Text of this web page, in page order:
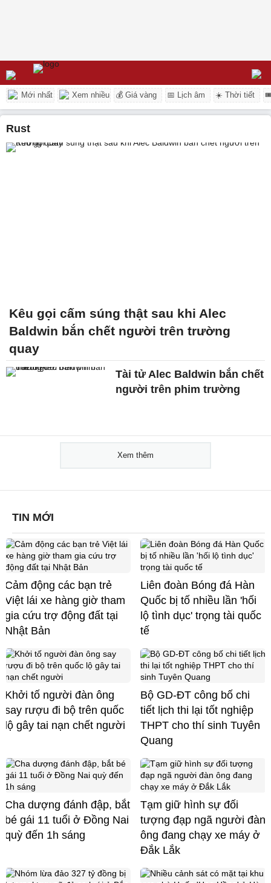
Mới nhất Xem nhiều 💰 Giá vàng 📅 Lịch âm ☀️ Thời tiết
Rust
Kêu gọi cấm súng thật sau khi Alec
Baldwin bắn chết người trên trường
quay
Tài tử Alec Baldwin bắn chết
người trên phim trường
Xem thêm
TIN MỚI
Cảm động các bạn trẻ
Việt lái xe hàng giờ tham
gia cứu trợ động đất tại
Nhật Bản
Liên đoàn Bóng đá Hàn
Quốc bị tố nhiều lần 'hối
lộ tình dục' trọng tài quốc
tế
Khởi tố người đàn ông
say rượu đi bộ trên quốc
lộ gây tai nạn chết người
Bộ GD-ĐT công bố chi
tiết lịch thi lại tốt nghiệp
THPT cho thí sinh Tuyên
Quang
Cha dượng đánh đập, bắt
bé gái 11 tuổi ở Đồng Nai
quỳ đến 1h sáng
Tạm giữ hình sự đối
tượng đạp ngã người đàn
ông đang chạy xe máy ở
Đắk Lắk